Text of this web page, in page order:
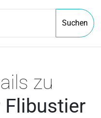
Suchen
zu